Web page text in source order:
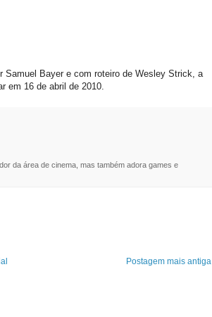
Samuel Bayer e com roteiro de Wesley Strick, a
em 16 de abril de 2010.
da área de cinema, mas também adora games e
Postagem mais antiga